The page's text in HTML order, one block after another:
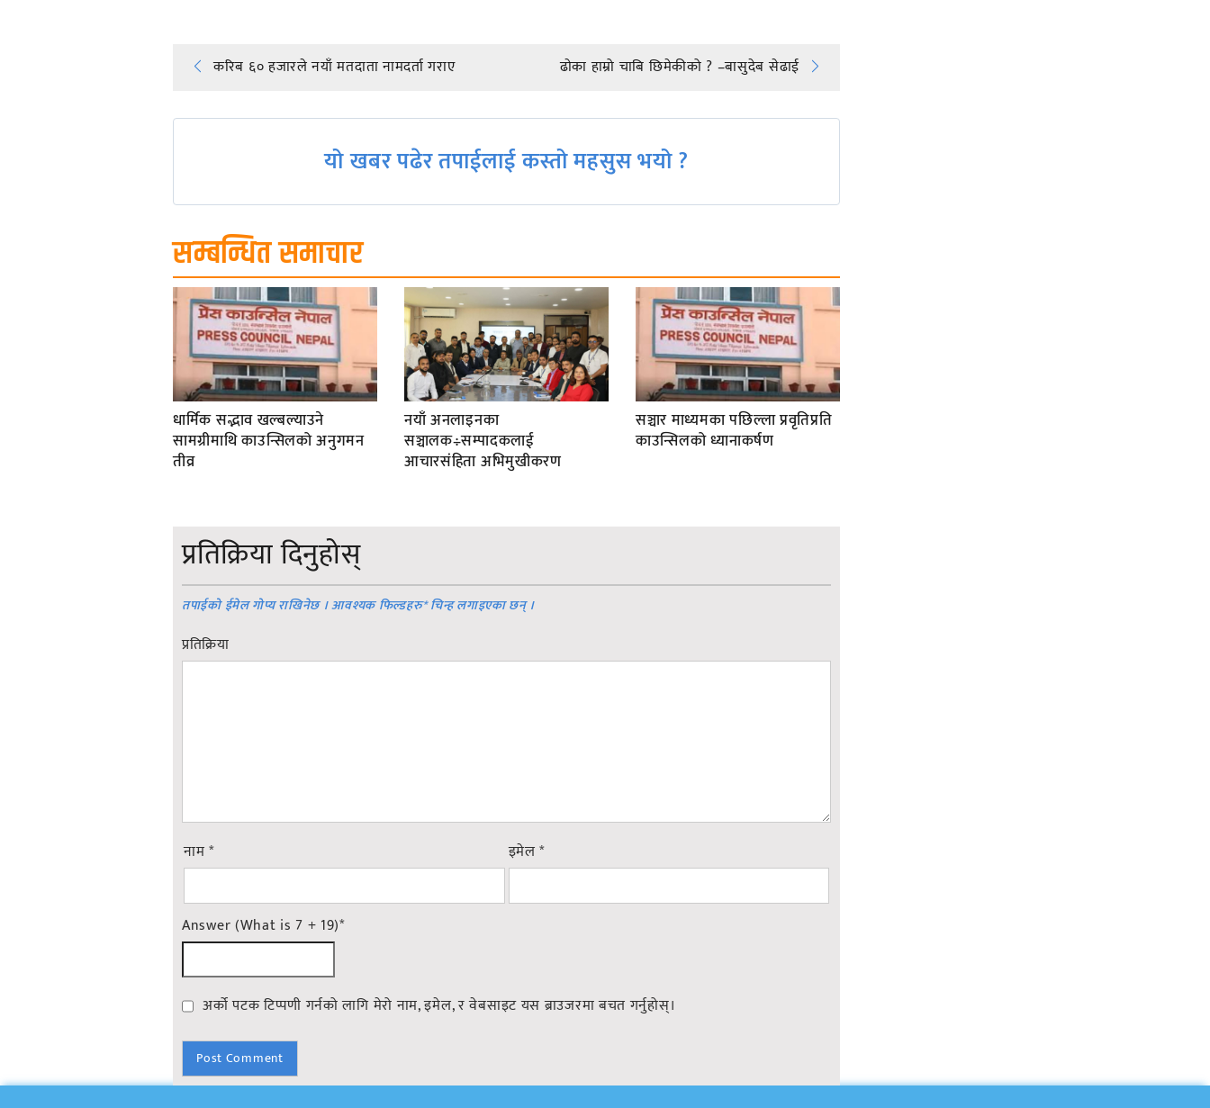
Post
navigation
करिब ६० हजारले नयाँ मतदाता नामदर्ता गराए ढाेका हाम्रो चाबि छिमेकीको ? –बासुदेब सेढाई
यो खबर पढेर तपाईलाई कस्तो महसुस भयो ?
सम्बन्धित समाचार
धार्मिक सद्भाव खल्बल्याउने
सामग्रीमाथि काउन्सिलको अनुगमन
तीव्र
नयाँ अनलाइनका
सञ्चालक÷सम्पादकलाई
आचारसंहिता अभिमुखीकरण
सञ्चार माध्यमका पछिल्ला प्रवृतिप्रति
काउन्सिलको ध्यानाकर्षण
प्रतिक्रिया दिनुहोस्
तपाईको ईमेल गोप्य राखिनेछ । आवश्यक फिल्डहरु*चिन्ह लगाइएका छन् ।
प्रतिक्रिया
नाम* इमेल*
Answer (What is 7 + 19)*
अर्को पटक टिप्पणी गर्नको लागि मेरो नाम, इमेल, र वेबसाइट यस ब्राउजरमा बचत गर्नुहोस्।